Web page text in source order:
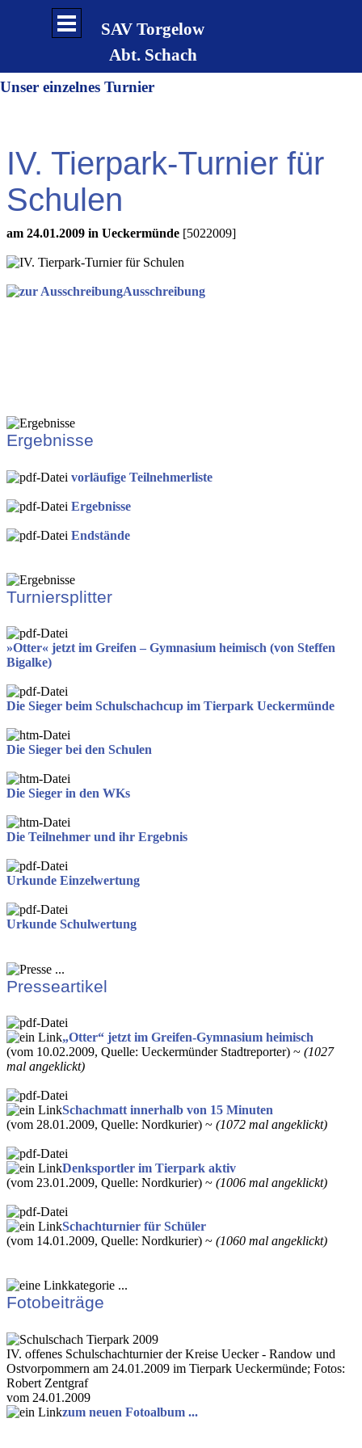
Direkt zum Seiteninhalt
SAV Torgelow
Abt. Schach
Menü überspringen
Unser einzelnes Turnier
IV. Tierpark-Turnier für
Schulen
am 24.01.2009 in Ueckermünde [5022009]
Ausschreibung
Ergebnisse
vorläufige Teilnehmerliste
Ergebnisse
Endstände
Turniersplitter
»Otter« jetzt im Greifen – Gymnasium heimisch (von Steffen
Bigalke)
Die Sieger beim Schulschachcup im Tierpark Ueckermünde
Die Sieger bei den Schulen
Die Sieger in den WKs
Die Teilnehmer und ihr Ergebnis
Urkunde Einzelwertung
Urkunde Schulwertung
Presseartikel
„Otter“ jetzt im Greifen-Gymnasium heimisch
(vom 10.02.2009, Quelle: Ueckermünder Stadtreporter) ~ (1027
mal angeklickt)
Schachmatt innerhalb von 15 Minuten
(vom 28.01.2009, Quelle: Nordkurier) ~ (1072 mal angeklickt)
Denksportler im Tierpark aktiv
(vom 23.01.2009, Quelle: Nordkurier) ~ (1006 mal angeklickt)
Schachturnier für Schüler
(vom 14.01.2009, Quelle: Nordkurier) ~ (1060 mal angeklickt)
Fotobeiträge
IV. offenes Schulschachturnier der Kreise Uecker - Randow und
Ostvorpommern am 24.01.2009 im Tierpark Ueckermünde; Fotos:
Robert Zentgraf
vom 24.01.2009
zum neuen Fotoalbum ...